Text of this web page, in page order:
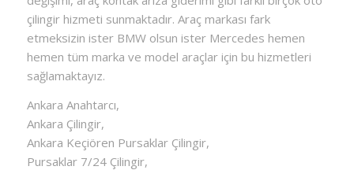
çilingir hizmeti sunmaktadır. Araç markası fark
etmeksizin ister BMW olsun ister Mercedes hemen
hemen tüm marka ve model araçlar için bu hizmetleri
sağlamaktayız.
Ankara Anahtarcı,
Ankara Çilingir,
Ankara Keçiören Pursaklar Çilingir,
Pursaklar 7/24 Çilingir,